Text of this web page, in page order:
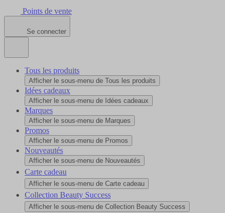
Points de vente
Se connecter
Tous les produits
Afficher le sous-menu de Tous les produits
Idées cadeaux
Afficher le sous-menu de Idées cadeaux
Marques
Afficher le sous-menu de Marques
Promos
Afficher le sous-menu de Promos
Nouveautés
Afficher le sous-menu de Nouveautés
Carte cadeau
Afficher le sous-menu de Carte cadeau
Collection Beauty Success
Afficher le sous-menu de Collection Beauty Success